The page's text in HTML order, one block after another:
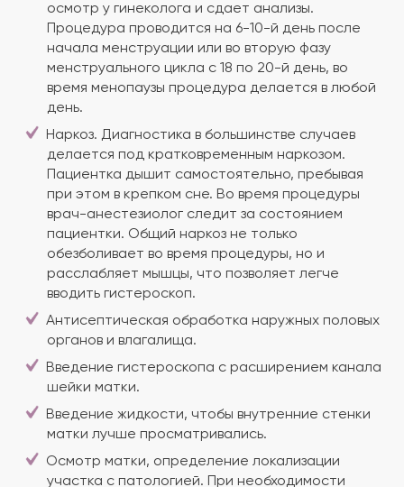
осмотр у гинеколога и сдает анализы.
Процедура проводится на 6-10-й день после
начала менструации или во вторую фазу
менструального цикла с 18 по 20-й день, во
время менопаузы процедура делается в любой
день.
Наркоз. Диагностика в большинстве случаев
делается под кратковременным наркозом.
Пациентка дышит самостоятельно, пребывая
при этом в крепком сне. Во время процедуры
врач-анестезиолог следит за состоянием
пациентки. Общий наркоз не только
обезболивает во время процедуры, но и
расслабляет мышцы, что позволяет легче
вводить гистероскоп.
Антисептическая обработка наружных половых
органов и влагалища.
Введение гистероскопа с расширением канала
шейки матки.
Введение жидкости, чтобы внутренние стенки
матки лучше просматривались.
Осмотр матки, определение локализации
участка с патологией. При необходимости